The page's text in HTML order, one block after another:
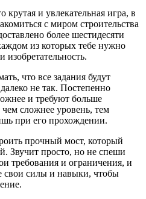
и увлекательная игра, в
с миром строительства
более шестидесяти
из которых тебе нужно
изобретательность.
что все задания будут
не так. Постепенно
и требуют больше
сложнее уровень, тем
при его прохождении.
прочный мост, который
Звучит просто, но не спеши
требования и ограничения, и
свои силы и навыки, чтобы